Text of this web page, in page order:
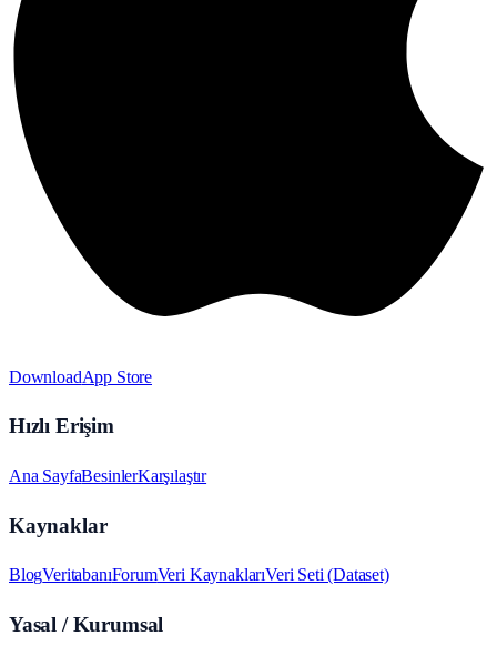
DownloadApp Store
Hızlı Erişim
Ana SayfaBesinlerKarşılaştır
Kaynaklar
BlogVeritabanıForumVeri KaynaklarıVeri Seti (Dataset)
Yasal / Kurumsal